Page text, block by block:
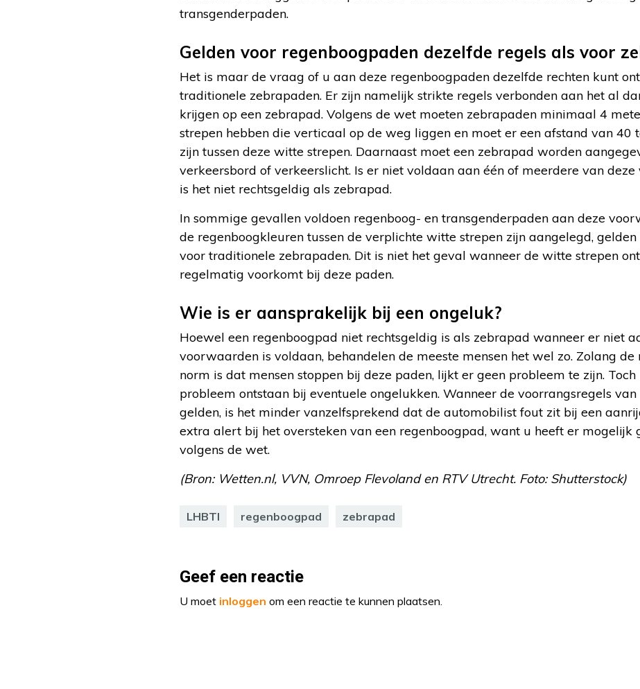
transgenderpaden.
Gelden voor regenboogpaden dezelfde regels als voor
Het is maar de vraag of u aan deze regenboogpaden dezelfde rechten kunt
traditionele zebrapaden. Er zijn namelijk strikte regels verbonden aan het al
krijgen op een zebrapad. Volgens de wet moeten zebrapaden minimaal 4
strepen hebben die verticaal op de weg liggen en moet er een afstand van 40
zijn tussen deze witte strepen. Daarnaast moet een zebrapad worden
verkeersbord of verkeerslicht. Is er niet voldaan aan één of meerdere van
is het niet rechtsgeldig als zebrapad.
In sommige gevallen voldoen regenboog- en transgenderpaden aan deze
de regenboogkleuren tussen de verplichte witte strepen zijn aangelegd,
voor traditionele zebrapaden. Dit is niet het geval wanneer de witte strepen
regelmatig voorkomt bij deze paden.
Wie is er aansprakelijk bij een ongeluk?
Hoewel een regenboogpad niet rechtsgeldig is als zebrapad wanneer er niet
voorwaarden is voldaan, behandelen de meeste mensen het wel zo. Zolang
norm is dat mensen stoppen bij deze paden, lijkt er geen probleem te zijn. Toch
probleem ontstaan bij eventuele ongelukken. Wanneer de voorrangsregels
gelden, is het minder vanzelfsprekend dat de automobilist fout zit bij een
extra alert bij het oversteken van een regenboogpad, want u heeft er mogelijk
volgens de wet.
(Bron: Wetten.nl, VVN, Omroep Flevoland en RTV Utrecht. Foto: Shutterstock)
LHBTI regenboogpad zebrapad
Geef een reactie
U moet inloggen om een reactie te kunnen plaatsen.